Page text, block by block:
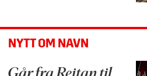
NYTT OM NAVN